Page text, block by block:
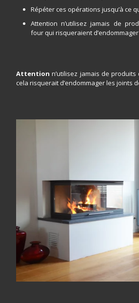
Répéter ces opérations jusqu’à ce
Attention n’utilisez jamais de
four qui risqueraient
Attention n’utilisez jamais de
cela risquerait d’endommager les joints